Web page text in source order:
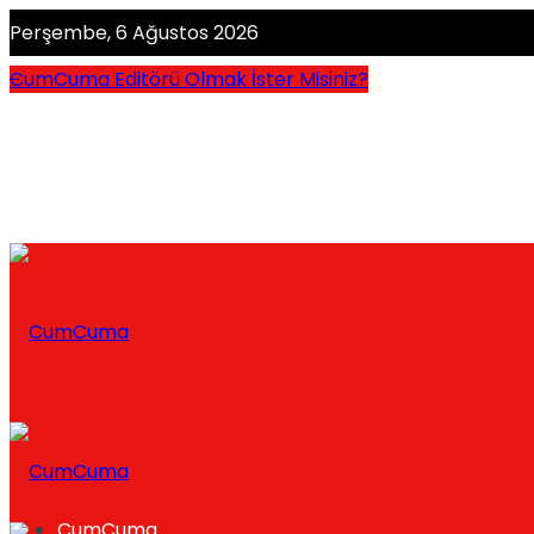
Perşembe, 6 Ağustos 2026
CumCuma Editörü Olmak İster Misiniz?